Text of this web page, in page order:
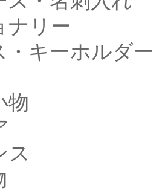
ナリー
・キーホルダー
物
ス